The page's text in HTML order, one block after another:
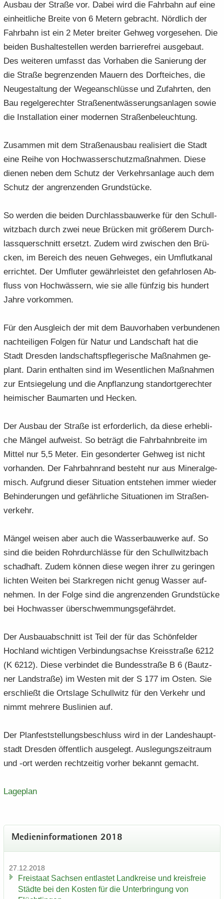
Aus­bau der Stra­ße vor. Dabei wird die Fahr­bahn auf eine
ein­heit­li­che Brei­te von 6 Me­tern ge­bracht. Nörd­lich der
Fahr­bahn ist ein 2 Meter brei­ter Geh­weg vor­ge­se­hen. Die
bei­den Bus­hal­te­stel­len wer­den bar­rie­re­frei aus­ge­baut.
Des wei­te­ren um­fasst das Vor­ha­ben die Sa­nie­rung der
die Stra­ße be­gren­zen­den Mau­ern des Dorf­tei­ches, die
Neu­ge­stal­tung der We­ge­an­schlüs­se und Zu­fahr­ten, den
Bau re­gel­ge­rech­ter Stra­ßen­ent­wäs­se­rungs­an­la­gen sowie
die In­stal­la­ti­on einer mo­der­nen Stra­ßen­be­leuch­tung.
Zu­sam­men mit dem Stra­ßen­aus­bau rea­li­siert die Stadt
eine Reihe von Hoch­was­ser­schutz­maß­nah­men. Diese
die­nen neben dem Schutz der Ver­kehrs­an­la­ge auch dem
Schutz der an­gren­zen­den Grund­stü­cke.
So wer­den die bei­den Durch­lass­bau­wer­ke für den Schull­
witz­bach durch zwei neue Brü­cken mit grö­ße­rem Durch­
lass­quer­schnitt er­setzt. Zudem wird zwi­schen den Brü­
cken, im Be­reich des neuen Geh­we­ges, ein Um­flut­ka­nal
er­rich­tet. Der Um­flu­ter ge­währ­leis­tet den ge­fahr­lo­sen Ab­
fluss von Hoch­wäs­sern, wie sie alle fünf­zig bis hun­dert
Jahre vor­kom­men.
Für den Aus­gleich der mit dem Bau­vor­ha­ben ver­bun­de­nen
nach­tei­li­gen Fol­gen für Natur und Land­schaft hat die
Stadt Dres­den land­schafts­pfle­ge­ri­sche Maß­nah­men ge­
plant. Darin ent­hal­ten sind im We­sent­li­chen Maß­nah­men
zur Ent­sie­ge­lung und die An­pflan­zung stand­ort­ge­rech­ter
hei­mi­scher Baum­ar­ten und He­cken.
Der Aus­bau der Stra­ße ist er­for­der­lich, da diese er­heb­li­
che Män­gel auf­weist. So be­trägt die Fahr­bahn­brei­te im
Mit­tel nur 5,5 Meter. Ein ge­son­der­ter Geh­weg ist nicht
vor­han­den. Der Fahr­bahn­rand be­steht nur aus Mi­ne­ral­ge­
misch. Auf­grund die­ser Si­tua­ti­on ent­ste­hen immer wie­der
Be­hin­de­run­gen und ge­fähr­li­che Si­tua­tio­nen im Stra­ßen­
ver­kehr.
Män­gel wei­sen aber auch die Was­ser­bau­wer­ke auf. So
sind die bei­den Rohr­durch­läs­se für den Schull­witz­bach
schad­haft. Zudem kön­nen diese wegen ihrer zu ge­rin­gen
lich­ten Wei­ten bei Stark­re­gen nicht genug Was­ser auf­
neh­men. In der Folge sind die an­gren­zen­den Grund­stü­cke
bei Hoch­was­ser über­schwem­mungs­ge­fähr­det.
Der Aus­bau­ab­schnitt ist Teil der für das Schön­fel­der
Hoch­land wich­ti­gen Ver­bin­dungs­ach­se Kreis­stra­ße 6212
(K 6212). Diese ver­bin­det die Bun­des­stra­ße B 6 (Bautz­
ner Land­stra­ße) im Wes­ten mit der S 177 im Osten. Sie
er­schließt die Orts­la­ge Schull­witz für den Ver­kehr und
nimmt meh­re­re Bus­li­ni­en auf.
Der Plan­fest­stel­lungs­be­schluss wird in der Lan­des­haupt­
stadt Dres­den öf­fent­lich aus­ge­legt. Aus­le­gungs­zeit­raum
und -ort wer­den recht­zei­tig vor­her be­kannt ge­macht.
La­ge­plan
Me­di­en­in­for­ma­tio­nen 2018
27.12.2018
Frei­staat Sach­sen ent­las­tet Land­krei­se und kreis­freie
Städ­te bei den Kos­ten für die Un­ter­brin­gung von